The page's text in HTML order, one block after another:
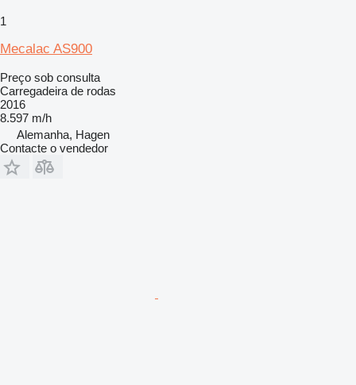
1
Mecalac AS900
Preço sob consulta
Carregadeira de rodas
2016
8.597 m/h
Alemanha, Hagen
Contacte o vendedor